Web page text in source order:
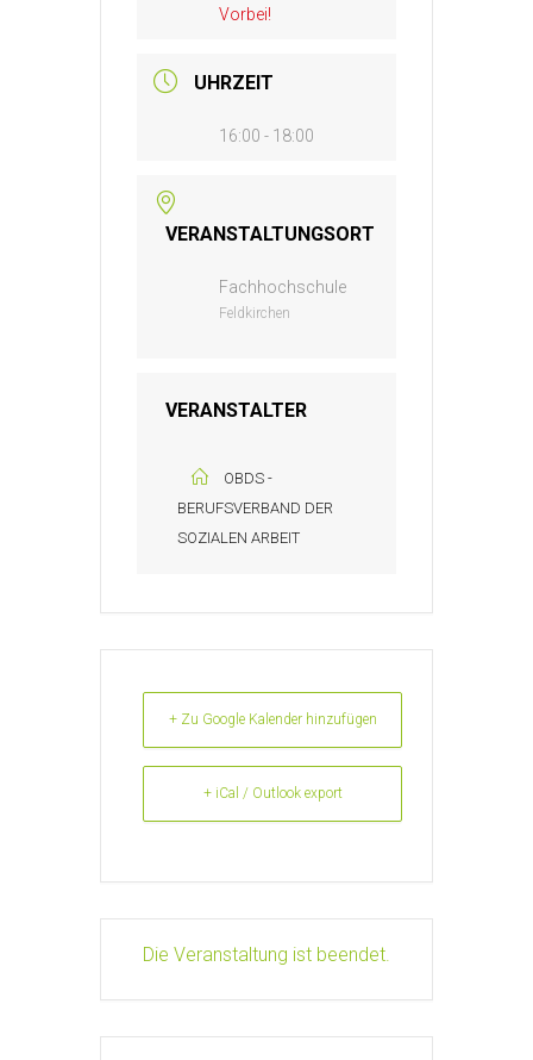
Vorbei!
UHRZEIT
16:00 - 18:00
VERANSTALTUNGSORT
Fachhochschule
Feldkirchen
VERANSTALTER
OBDS -
BERUFSVERBAND DER
SOZIALEN ARBEIT
+ Zu Google Kalender hinzufügen
+ iCal / Outlook export
Die Veranstaltung ist beendet.